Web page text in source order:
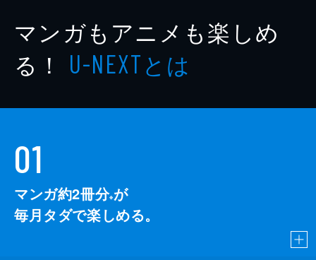
マンガもアニメも楽しめ
る！ U-NEXTとは
01
マンガ約2冊分※が
毎月タダで楽しめる。